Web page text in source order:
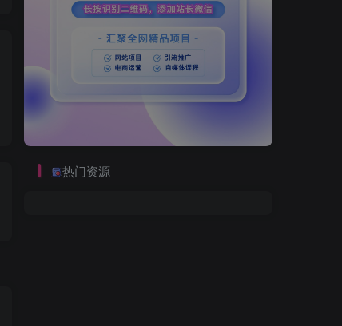
热门资源